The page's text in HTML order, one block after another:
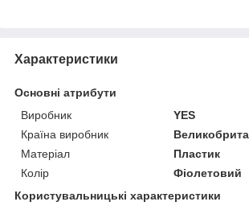
Характеристики
Основні атрибути
Виробник
YES
Країна виробник
Матеріал
Пластик
Колір
Фіолетовий
Користувальницькі характеристики